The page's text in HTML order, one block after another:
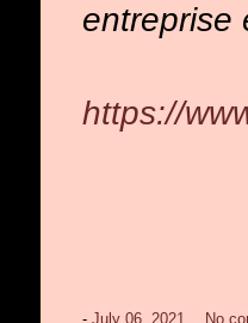
entreprise
https://
- July 06, 2021 No